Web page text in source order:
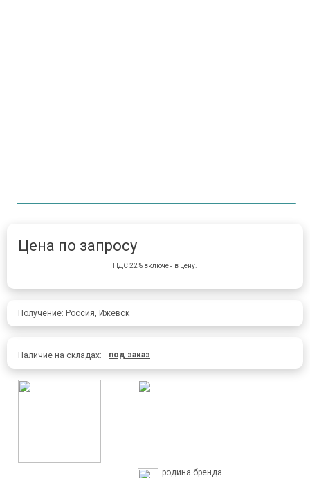
Цена по запросу
НДС 22% включен в цену.
Получение: Россия, Ижевск
Наличие на складах: под заказ
родина бренда